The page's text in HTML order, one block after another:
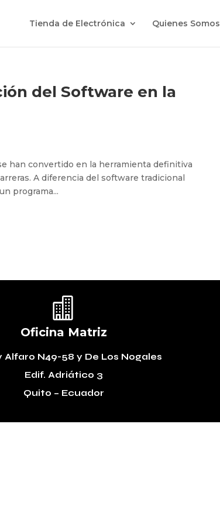
Tienda de Electrónica Quienes Somos
del Software en la
han convertido en la herramienta definitiva
A diferencia del software tradicional
programa...

Oficina Matriz
Alfaro N49-58 y De Los Nogales
Edif. Adriático 3
Quito – Ecuador